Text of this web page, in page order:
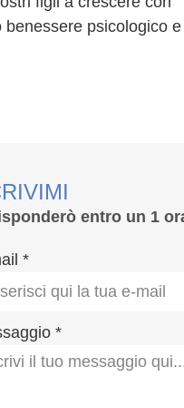
benessere psicologico e
entro un 1
*
*